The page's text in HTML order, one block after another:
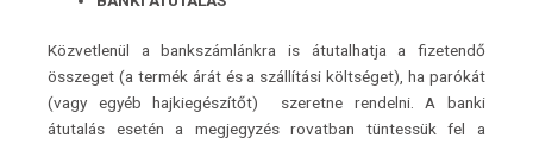
Közvetlenül a bankszámlánkra is átutalhatja a fizetendő
összeget (a termék árát és a szállítási költséget), ha parókát
(vagy egyéb hajkiegészítőt) szeretne rendelni. A banki
átutalás esetén a megjegyzés rovatban tüntessük fel a